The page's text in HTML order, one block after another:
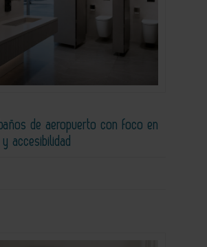
de aeropuerto con foco en
accesibilidad